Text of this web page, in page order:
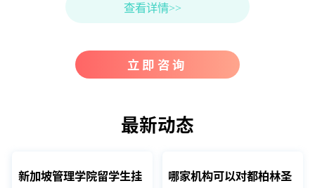
查看详情>>
立即咨询
最新动态
新加坡管理学院留学生挂
哪家机构可以对都柏林圣